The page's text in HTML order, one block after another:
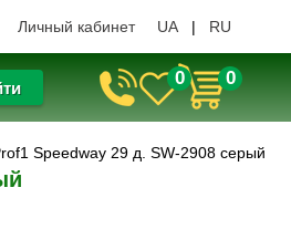
Личный кабинет UA | RU
0 0
Speedway 29 д. SW-2908 серый